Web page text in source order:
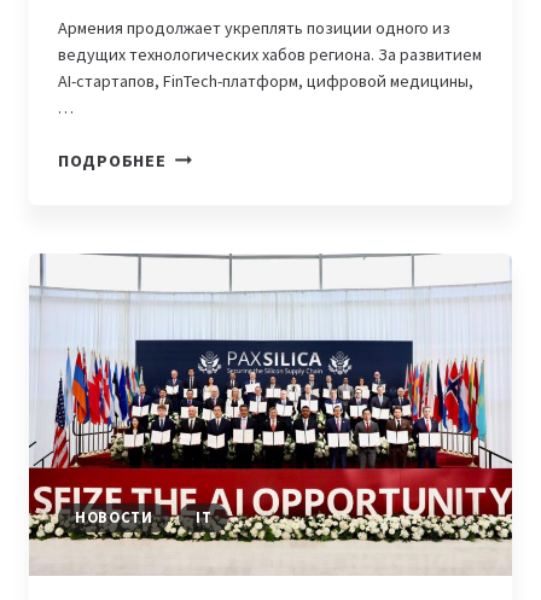
Армения продолжает укреплять позиции одного из
ведущих технологических хабов региона. За развитием
AI-стартапов, FinTech-платформ, цифровой медицины,
…
ПОДРОБНЕЕ КТО
АРМЕНИИ:
CTO
FINTECH-,
AI-
И
DIGITAL-
КОМПАНИЙ
НОВОСТИ IT